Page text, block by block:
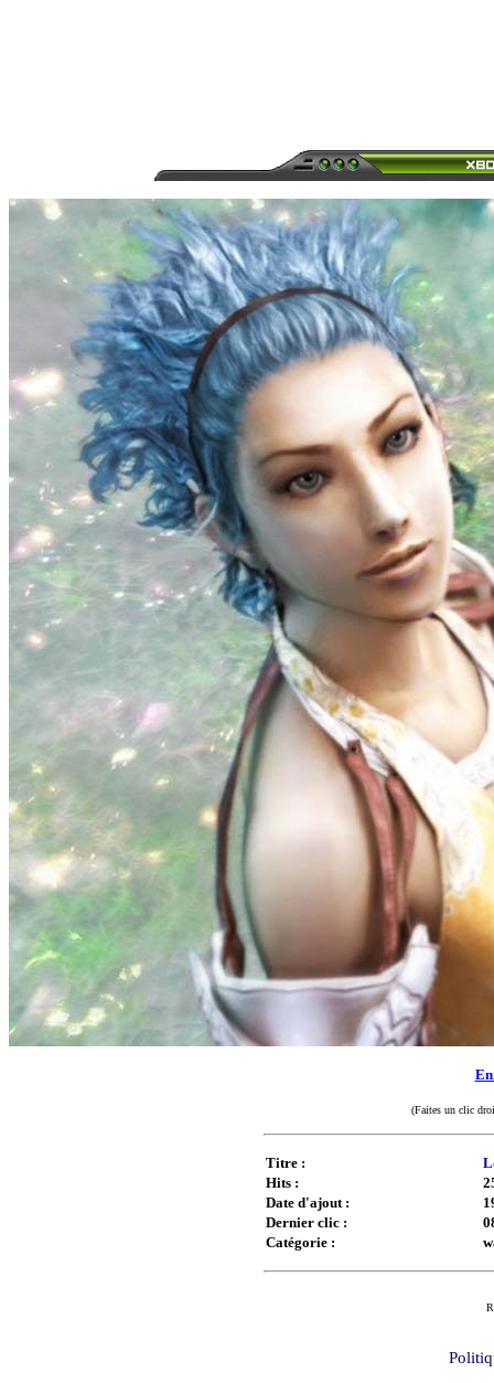
(Faites un clic
Titre :
Hits :
Date d'ajout :
Dernier clic :
Catégorie :